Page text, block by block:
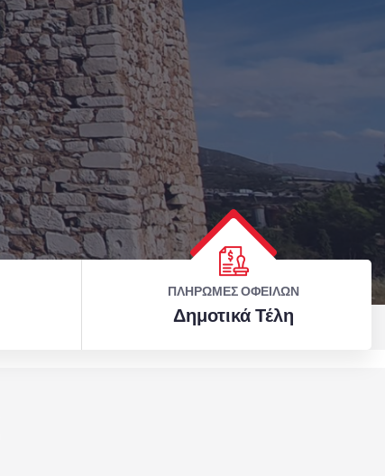
ΠΛΗΡΩΜΈΣ ΟΦΕΙΛΏΝ
Δημοτικά Τέλη